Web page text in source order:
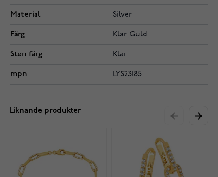
Material Silver
Färg Klar, Guld
Sten färg Klar
mpn LYS23185
Liknande produkter